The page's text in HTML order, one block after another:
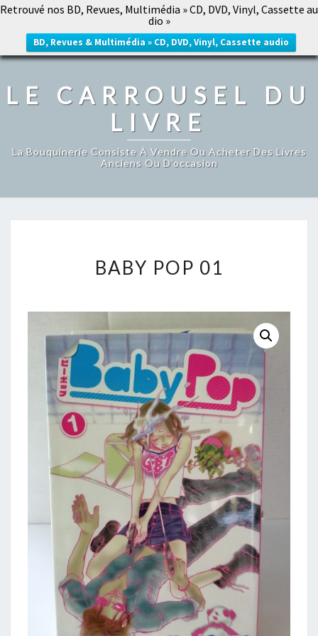
Retrouvé nos BD, Revues, Multimédia » CD, DVD, Vinyl, Cassette au
dio »
BD, Revues & Multimédia » CD, DVD, Vinyl, Cassette audio
LE CARROUSEL DU LIVRE
LE CARROUSEL DU
LIVRE
La Bouquinerie Consiste À Vendre Ou Acheter Des Livres
Anciens Ou D’occasion
POP
BABY POP 01